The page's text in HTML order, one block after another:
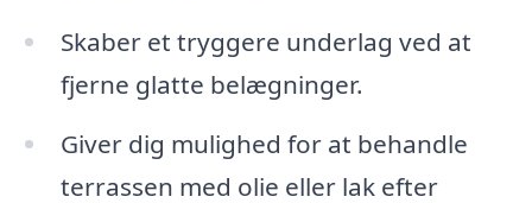
Skaber et tryggere underlag ved at
fjerne glatte belægninger.
Giver dig mulighed for at behandle
terrassen med olie eller lak efter